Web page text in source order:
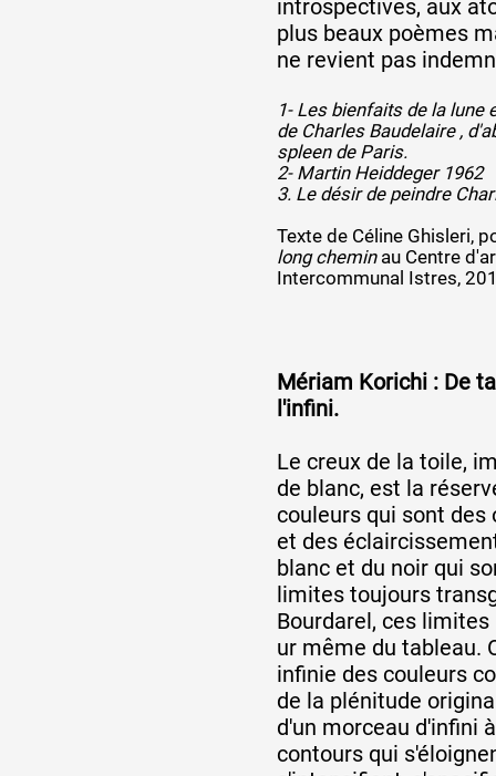
introspectives, aux
plus beaux poèmes
ne revient pas
1- Les bienfaits de la lune
de Charles Baudelaire ,
spleen de Paris.
2- Martin Heiddeger 1962
3. Le désir de peindre
Texte de Céline Ghisleri,
long cheminau Centre
Intercommunal Istres,
Mériam Korichi : De
l'infini.
Le creux de la toile,
de blanc, est la
couleurs qui sont
et des
blanc et du noir qui
limites toujours
Bourdarel, ces limites
ur même du tableau.
infinie des couleurs
de la plénitude
d'un morceau d'infini
contours qui